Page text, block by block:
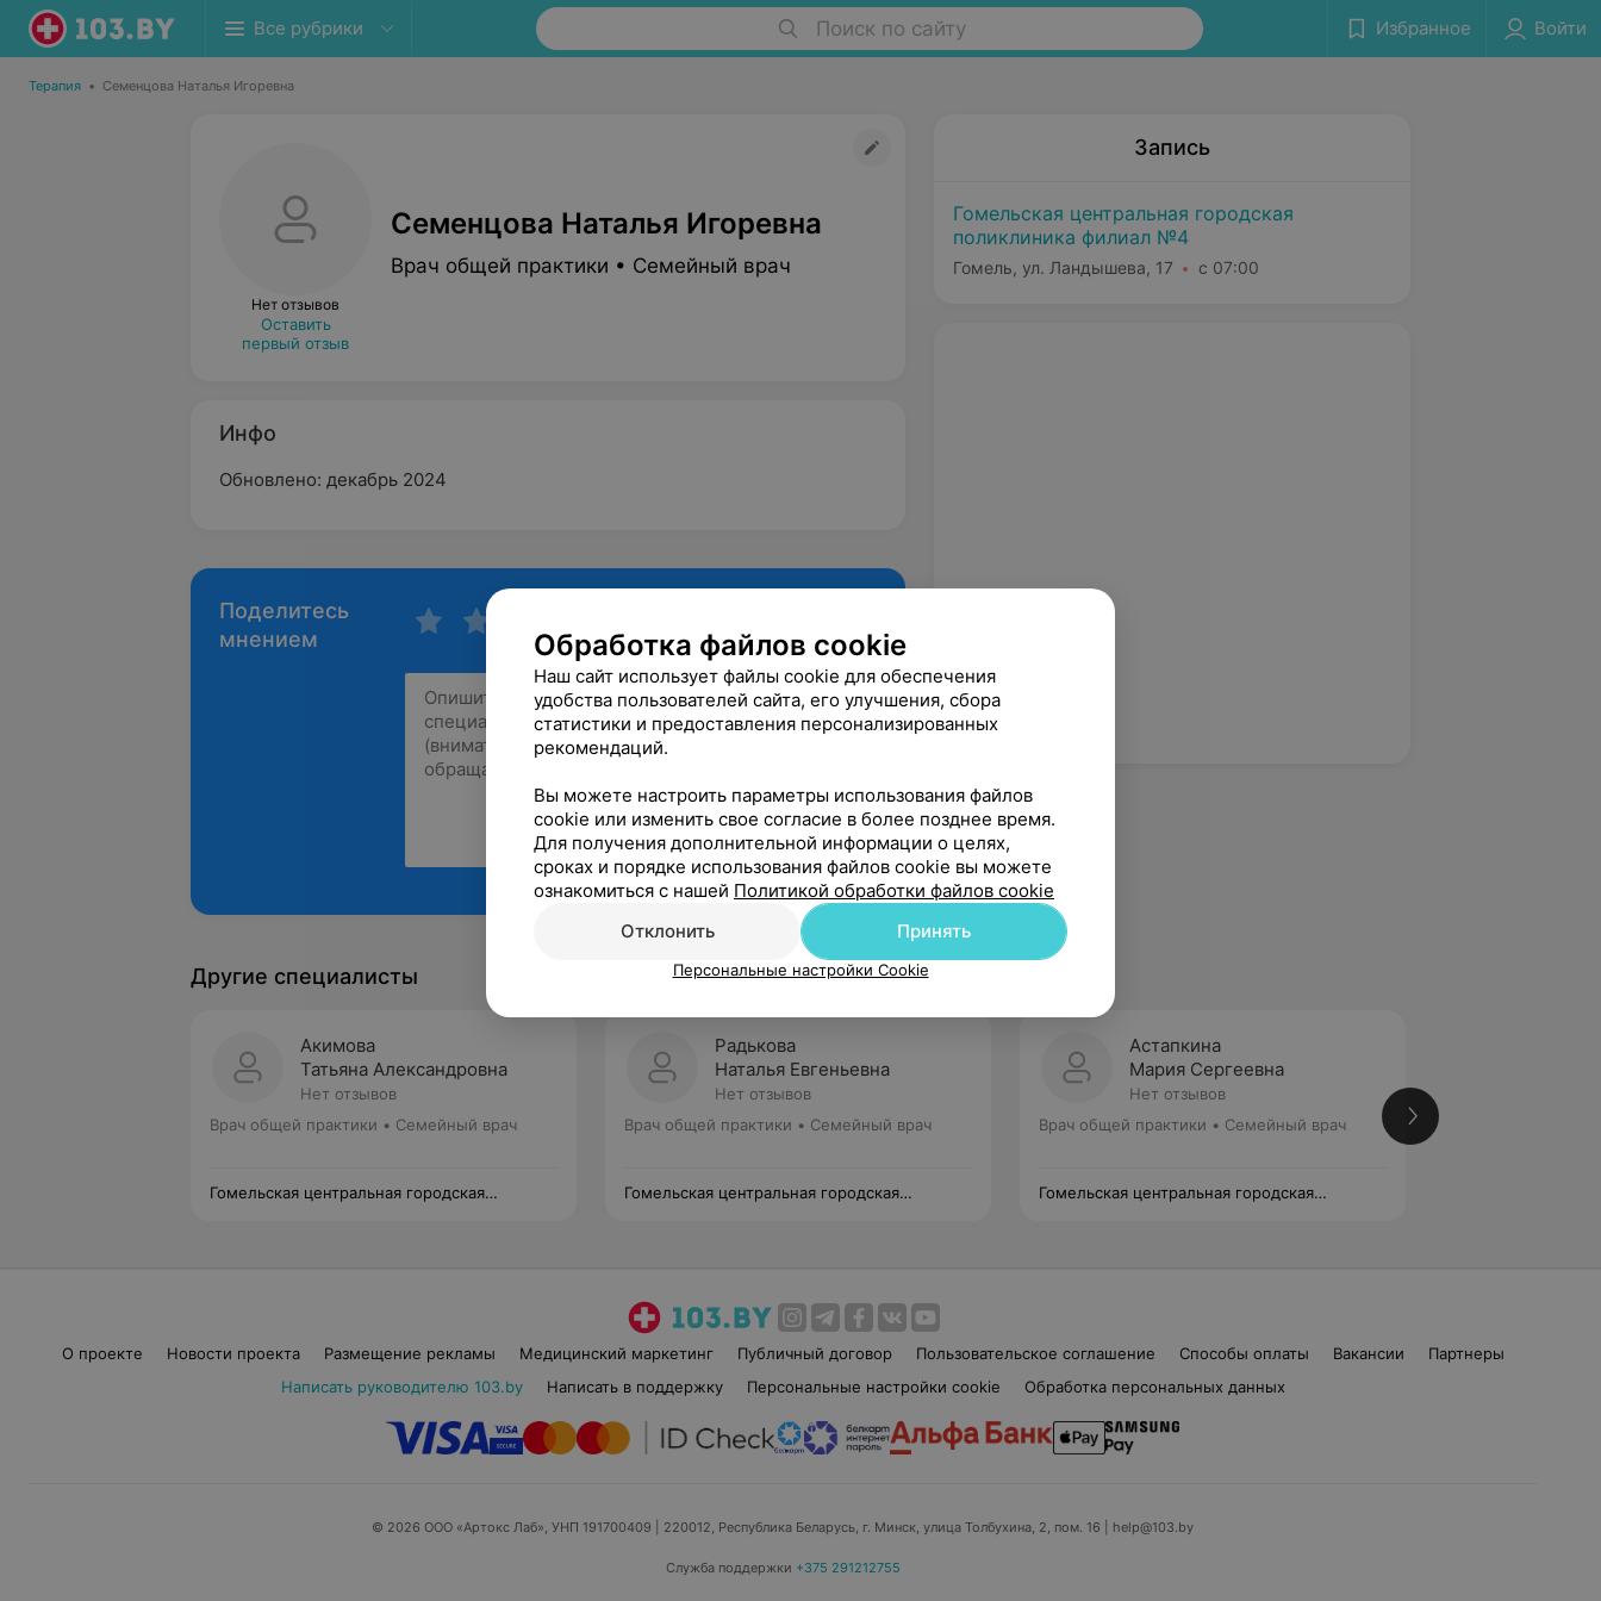
Все рубрики Поиск по сайту Избранное Войти
Терапия • Семенцова Наталья Игоревна
Нет отзывов
Оставить
первый отзыв
Семенцова Наталья Игоревна
Врач общей практики • Семейный врач
Инфо
Обновлено: декабрь 2024
Поделитесь
мнением
Рекомендую
Запись
Гомельская центральная городская
поликлиника филиал №4
Гомель, ул. Ландышева, 17 с 07:00
Другие специалисты
Акимова
Татьяна Александровна
Нет отзывов
Врач общей практики • Семейный врач
Гомельская центральная городская
Радькова
Наталья Евгеньевна
Нет отзывов
Врач общей практики • Семейный врач
Гомельская центральная городская
Астапкина
Мария Сергеевна
Нет отзывов
Врач общей практики • Семейный врач
Гомельская центральная городская
О проекте Новости проекта Размещение рекламы Медицинский маркетинг Публичный договор Пользовательское соглашение Способы оплаты Вакансии
Партнеры
Написать руководителю 103.by
Написать в поддержку Персональные настройки cookie Обработка персональных данных
© 2026 ООО «Артокс Лаб», УНП 191700409 | 220012, Республика Беларусь, г. Минск, улица Толбухина, 2, пом. 16 | help@103.by
Служба поддержки +375 291212755
Обработка файлов cookie
Наш сайт использует файлы cookie для обеспечения
удобства пользователей сайта, его улучшения, сбора
статистики и предоставления персонализированных
рекомендаций.
Вы можете настроить параметры использования файлов
cookie или изменить свое согласие в более позднее время.
Для получения дополнительной информации о целях,
сроках и порядке использования файлов cookie вы можете
ознакомиться с нашей Политикой обработки файлов cookie
Отклонить
Принять
Персональные настройки Cookie